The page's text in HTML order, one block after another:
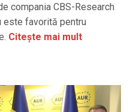
compania CBS-Research
este favorită pentru
Citește mai mult